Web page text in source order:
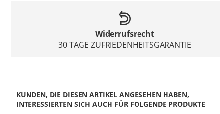
Widerrufsrecht
30 TAGE ZUFRIEDENHEITSGARANTIE
KUNDEN, DIE DIESEN ARTIKEL ANGESEHEN HABEN,
INTERESSIERTEN SICH AUCH FÜR FOLGENDE PRODUKTE